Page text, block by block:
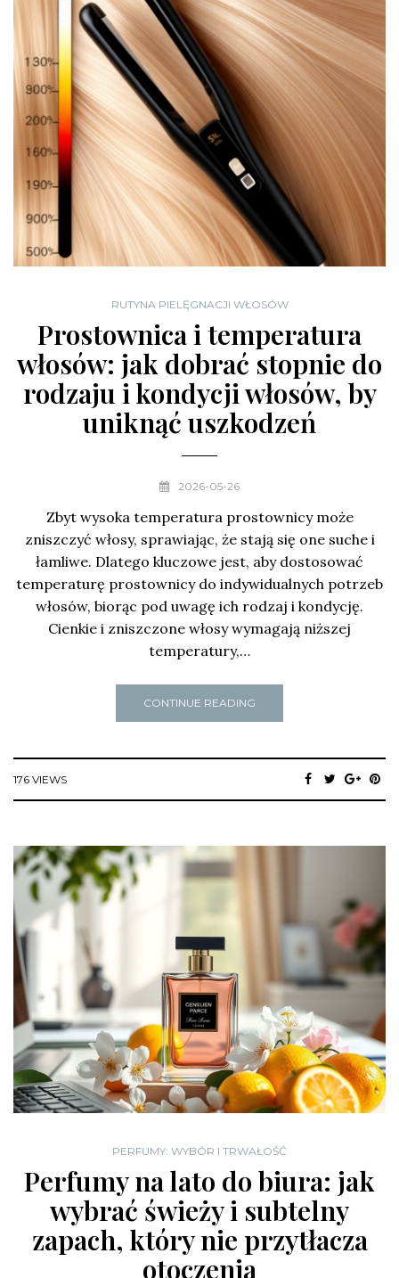
RUTYNA PIELĘGNACJI WŁOSÓW
Prostownica i temperatura
włosów: jak dobrać stopnie do
rodzaju i kondycji włosów, by
uniknąć uszkodzeń
2026-05-26
Zbyt wysoka temperatura prostownicy może
zniszczyć włosy, sprawiając, że stają się one suche i
łamliwe. Dlatego kluczowe jest, aby dostosować
temperaturę prostownicy do indywidualnych potrzeb
włosów, biorąc pod uwagę ich rodzaj i kondycję.
Cienkie i zniszczone włosy wymagają niższej
temperatury,…
CONTINUE READING
176 VIEWS
PERFUMY: WYBÓR I TRWAŁOŚĆ
Perfumy na lato do biura: jak
wybrać świeży i subtelny
zapach, który nie przytłacza
otoczenia